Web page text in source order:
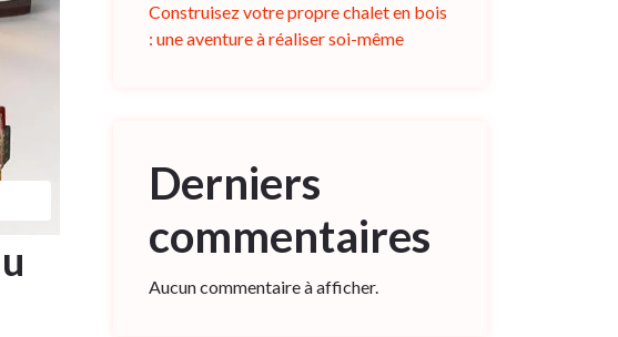
Construisez votre propre chalet en bois
: une aventure à réaliser soi-même
Derniers
commentaires
Aucun commentaire à afficher.